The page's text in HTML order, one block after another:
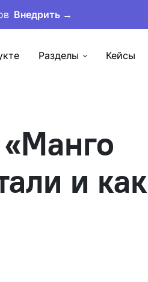
Внедрить →
Разделы Кейсы
и как